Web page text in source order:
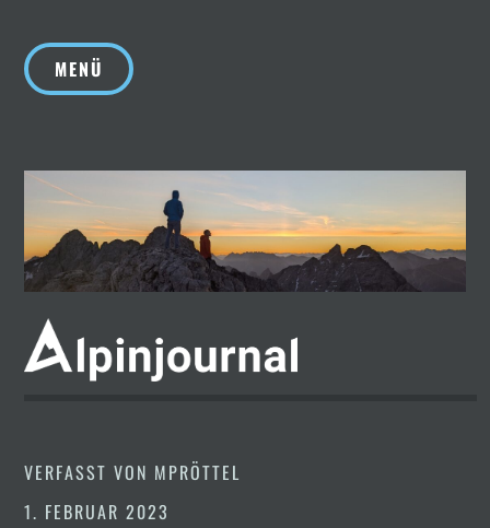
springen
MENÜ
VERFASST VON MPRÖTTEL
1. FEBRUAR 2023